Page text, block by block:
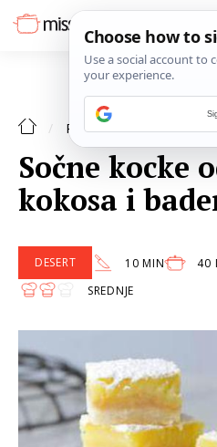
RECEPTI DESERT
Sočne kocke
kokosa i
DESERT 10 MIN 40
SREDNJE